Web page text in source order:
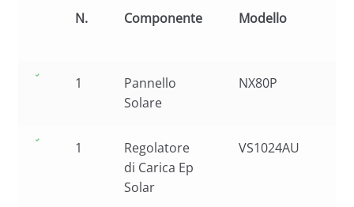
N. Componente Modello
1
Pannello
Solare
NX80P
1
Regolatore
di Carica Ep
Solar
VS1024AU